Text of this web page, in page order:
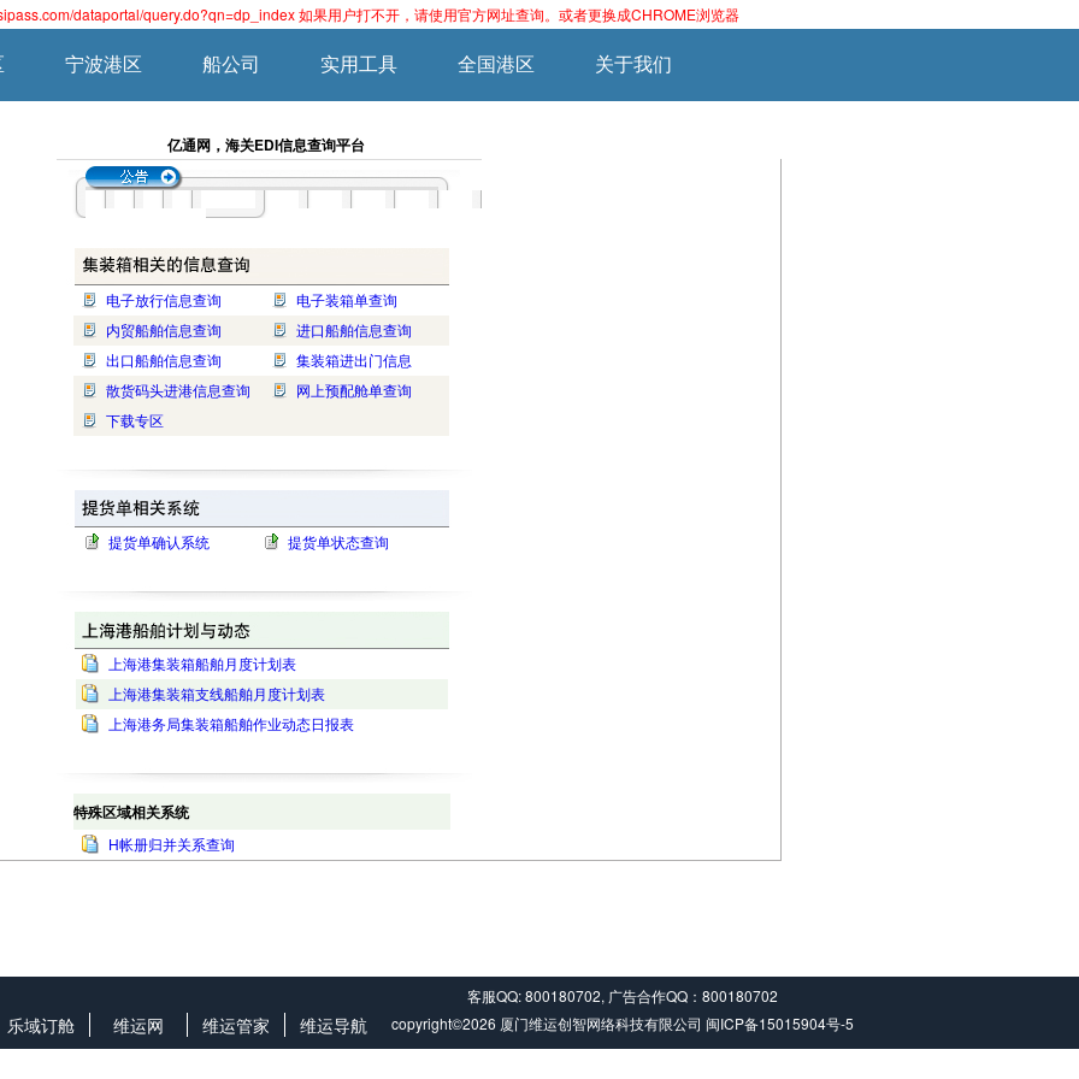
dataportal/query.do?qn=dp_index 如果用户打不开，请使用官方网址查询。或者更换成CHROME浏览器
宁波港区 船公司 实用工具 全国港区 关于我们
亿通网，海关EDI信息查询平台
电子放行信息查询
电子装箱单查询
内贸船舶信息查询
进口船舶信息查询
出口船舶信息查询
集装箱进出门信息
散货码头进港信息查询
网上预配舱单查询
下载专区
提货单确认系统 提货单状态查询
上海港集装箱船舶月度计划表
上海港集装箱支线船舶月度计划表
上海港务局集装箱船舶作业动态日报表
特殊区域相关系统
H帐册归并关系查询
乐域订舱 维运网 维运管家 维运导航
客服QQ: 800180702, 广告合作QQ：800180702
copyright©2026 厦门维运创智网络科技有限公司 闽ICP备15015904号-5